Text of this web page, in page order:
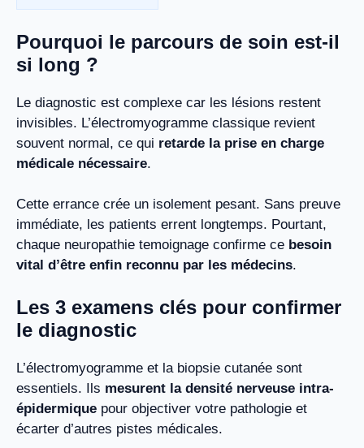
Pourquoi le parcours de soin est-il
si long ?
Le diagnostic est complexe car les lésions restent
invisibles. L’électromyogramme classique revient
souvent normal, ce qui retarde la prise en charge
médicale nécessaire.
Cette errance crée un isolement pesant. Sans preuve
immédiate, les patients errent longtemps. Pourtant,
chaque neuropathie temoignage confirme ce besoin
vital d’être enfin reconnu par les médecins.
Les 3 examens clés pour confirmer
le diagnostic
L’électromyogramme et la biopsie cutanée sont
essentiels. Ils mesurent la densité nerveuse intra-
épidermique pour objectiver votre pathologie et
écarter d’autres pistes médicales.